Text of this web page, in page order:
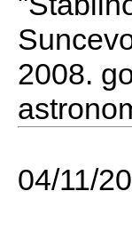
2008.
04/11/